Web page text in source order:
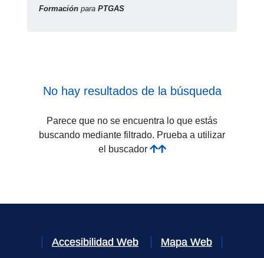
Formación para PTGAS
No hay resultados de la búsqueda
Parece que no se encuentra lo que estás
buscando mediante filtrado. Prueba a utilizar
el buscador
Accesibilidad Web Mapa Web